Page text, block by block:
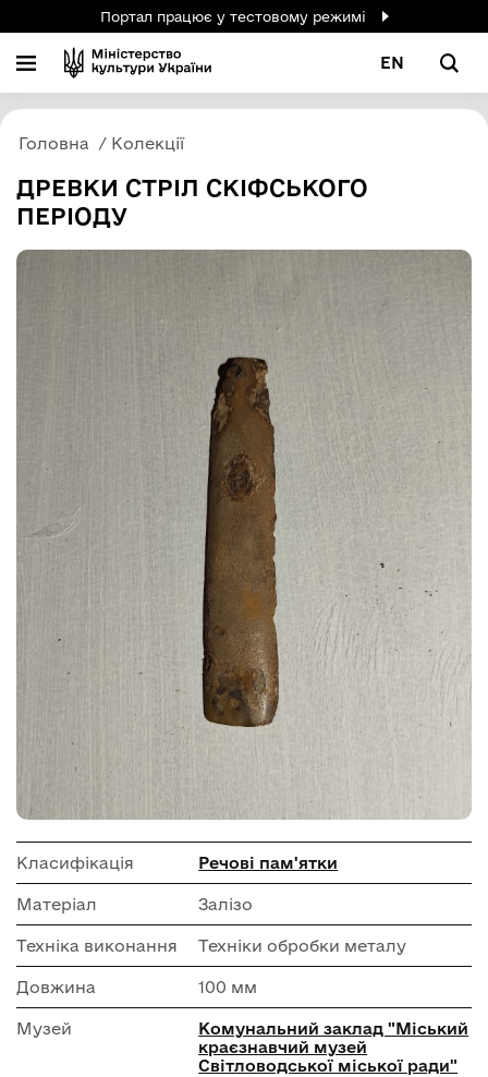
Портал працює у тестовому режимі
EN
Головна Колекції
ДРЕВКИ СТРІЛ СКІФСЬКОГО
ПЕРІОДУ
Класифікація Речові пам'ятки
Матеріал Залізо
Техніка виконання Техніки обробки металу
Довжина 100 мм
Музей
Комунальний заклад "Міський
краєзнавчий музей
Світловодської міської ради"